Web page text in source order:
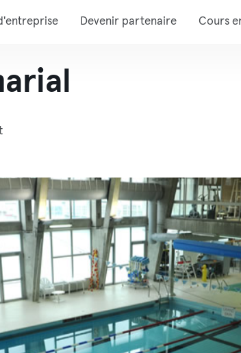
Devenir partenaire Cours